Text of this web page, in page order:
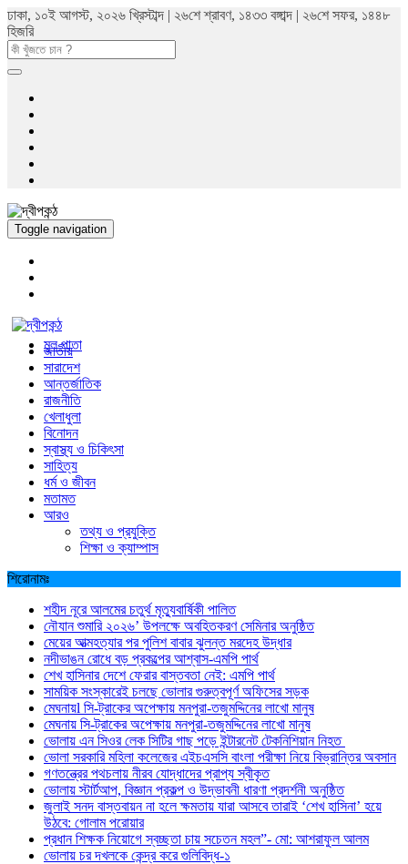
ঢাকা, ১০ই আগস্ট, ২০২৬ খ্রিস্টাব্দ | ২৬শে শ্রাবণ, ১৪৩৩ বঙ্গাব্দ | ২৬শে সফর, ১৪৪৮
হিজরি
Toggle navigation
মুল পাতা
জাতীয়
সারাদেশ
আন্তর্জাতিক
রাজনীতি
খেলাধুলা
বিনোদন
স্বাস্থ্য ও চিকিৎসা
সাহিত্য
ধর্ম ও জীবন
মতামত
আরও
তথ্য ও প্রযুক্তি
শিক্ষা ও ক্যাম্পাস
শিরোনামঃ
শহীদ নূরে আলমের চতুর্থ মৃত্যুবার্ষিকী পালিত
নৌযান শুমারি ২০২৬’ উপলক্ষে অবহিতকরণ সেমিনার অনুষ্ঠিত
মেয়ের আত্মহত্যার পর পুলিশ বাবার ঝুলন্ত মরদেহ উদ্ধার
নদীভাঙন রোধে বড় প্রকল্পের আশ্বাস-এমপি পার্থ
শেখ হাসিনার দেশে ফেরার বাস্তবতা নেই: এমপি পার্থ
সাময়িক সংস্কারেই চলছে ভোলার গুরুত্বপূর্ণ অফিসের সড়ক
মেঘনায়l সি-ট্রাকের অপেক্ষায় মনপুরা-তজুমদ্দিনের লাখো মানুষ
মেঘনায় সি-ট্রাকের অপেক্ষায় মনপুরা-তজুমদ্দিনের লাখো মানুষ
ভোলায় এন সিওর লেক সিটির গাছ পড়ে ইন্টারনেট টেকনিশিয়ান নিহত
ভোলা সরকারি মহিলা কলেজের এইচএসসি বাংলা পরীক্ষা নিয়ে বিভ্রান্তির অবসান
গণতন্ত্রের পথচলায় নীরব যোদ্ধাদের প্রাপ্য স্বীকৃত
ভোলায় স্টার্টআপ, বিজ্ঞান প্রকল্প ও উদ্ভাবনী ধারণা প্রদর্শনী অনুষ্ঠিত
জুলাই সনদ বাস্তবায়ন না হলে ক্ষমতায় যারা আসবে তারাই ‘শেখ হাসিনা’ হয়ে
উঠবে: গোলাম পরোয়ার
প্রধান শিক্ষক নিয়োগে স্বচ্ছতা চায় সচেতন মহল”- মো: আশরাফুল আলম
ভোলায় চর দখলকে কেন্দ্র করে গুলিবিদ্ধ-১